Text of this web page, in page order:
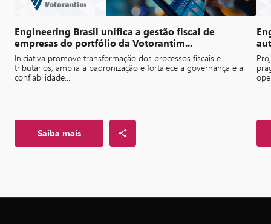
Engineering Brasil unifica a gestão fiscal de
empresas do portfólio da Votorantim...
Iniciativa promove transformação dos processos fiscais e
tributários, amplia a padronização e fortalece a governança e a
confiabilidade...
Saiba mais